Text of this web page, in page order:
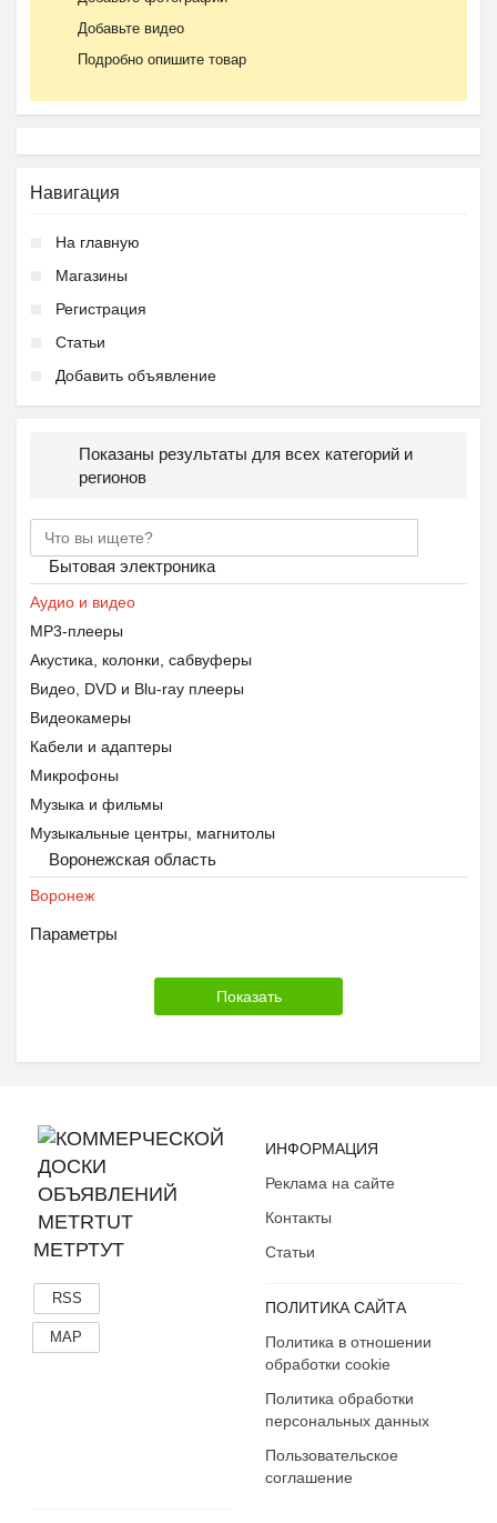
Добавьте видео
Подробно опишите товар
Навигация
На главную
Магазины
Регистрация
Статьи
Добавить объявление
Показаны результаты для всех категорий и
регионов
Бытовая электроника
Аудио и видео
MP3-плееры
Акустика, колонки, сабвуферы
Видео, DVD и Blu-ray плееры
Видеокамеры
Кабели и адаптеры
Микрофоны
Музыка и фильмы
Музыкальные центры, магнитолы
Наушники
Телевизоры и проекторы
Аксессуары
Воронежская область
Воронеж
Параметры
МЕТРТУТ
RSS
MAP
ИНФОРМАЦИЯ
Реклама на сайте
Контакты
Статьи
ПОЛИТИКА САЙТА
Политика в отношении
обработки cookie
Политика обработки
персональных данных
Пользовательское
соглашение